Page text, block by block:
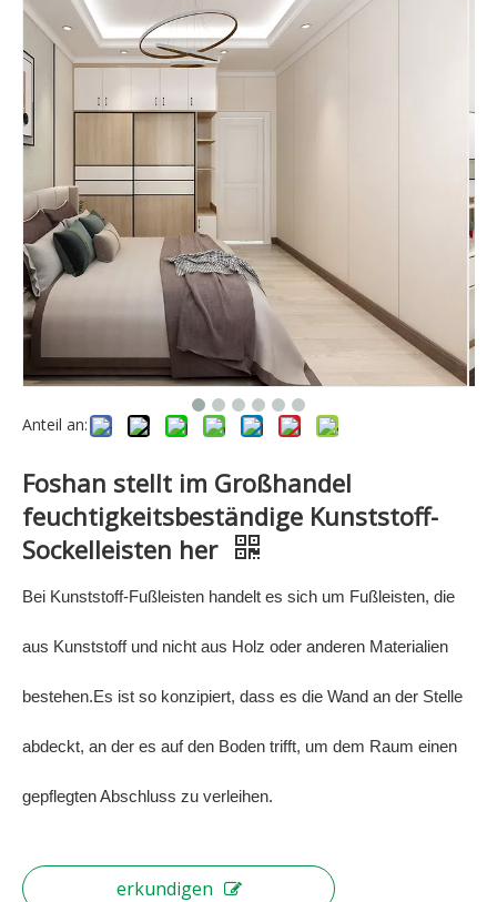
Anteil an:
Foshan stellt im Großhandel
feuchtigkeitsbeständige Kunststoff-
Sockelleisten her
Bei Kunststoff-Fußleisten handelt es sich um Fußleisten, die
aus Kunststoff und nicht aus Holz oder anderen Materialien
bestehen.Es ist so konzipiert, dass es die Wand an der Stelle
abdeckt, an der es auf den Boden trifft, um dem Raum einen
gepflegten Abschluss zu verleihen.
erkundigen